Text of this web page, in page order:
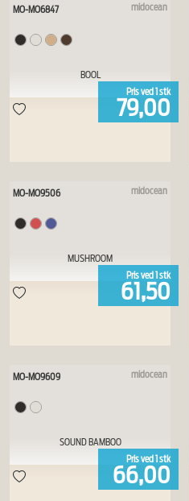
midocean
MO-MO6847
BOOL
Pris ved 1 stk
79,00
midocean
MO-MO9506
MUSHROOM
Pris ved 1 stk
61,50
midocean
MO-MO9609
SOUND BAMBOO
Pris ved 1 stk
66,00